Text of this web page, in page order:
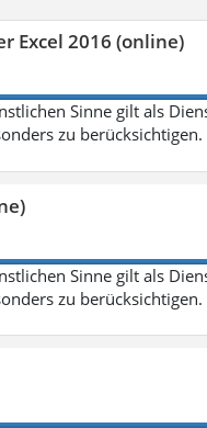
Excel 2016 (online)
Sinne gilt als
zu berücksichtigen.
Sinne gilt als
zu berücksichtigen.